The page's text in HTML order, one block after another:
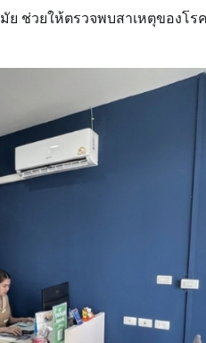
ช่วยให้ตรวจพบสาเหตุของโ